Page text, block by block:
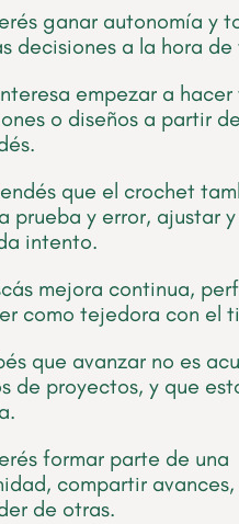
ganar autonomía y
decisiones a la hora
empezar a hacer
o diseños a partir
que el crochet
prueba y error, ajustar
intento.
mejora continua,
como tejedora con el
que avanzar no es
de proyectos, y que
formar parte de una
compartir avances,
de otras.